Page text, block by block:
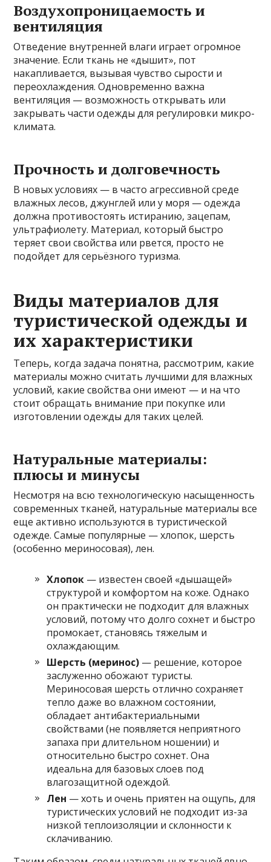
Воздухопроницаемость и
вентиляция
Отведение внутренней влаги играет огромное
значение. Если ткань не «дышит», пот
накапливается, вызывая чувство сырости и
переохлаждения. Одновременно важна
вентиляция — возможность открывать или
закрывать части одежды для регулировки микро-
климата.
Прочность и долговечность
В новых условиях — в часто агрессивной среде
влажных лесов, джунглей или у моря — одежда
должна противостоять истиранию, зацепам,
ультрафиолету. Материал, который быстро
теряет свои свойства или рвется, просто не
подойдет для серьёзного туризма.
Виды материалов для
туристической одежды и
их характеристики
Теперь, когда задача понятна, рассмотрим, какие
материалы можно считать лучшими для влажных
условий, какие свойства они имеют — и на что
стоит обращать внимание при покупке или
изготовлении одежды для таких целей.
Натуральные материалы:
плюсы и минусы
Несмотря на всю технологическую насыщенность
современных тканей, натуральные материалы все
еще активно используются в туристической
одежде. Самые популярные — хлопок, шерсть
(особенно мериносовая), лен.
Хлопок — известен своей «дышащей»
структурой и комфортом на коже. Однако
он практически не подходит для влажных
условий, потому что долго сохнет и быстро
промокает, становясь тяжелым и
охлаждающим.
Шерсть (меринос) — решение, которое
заслуженно обожают туристы.
Мериносовая шерсть отлично сохраняет
тепло даже во влажном состоянии,
обладает антибактериальными
свойствами (не появляется неприятного
запаха при длительном ношении) и
относительно быстро сохнет. Она
идеальна для базовых слоев под
влагозащитной одеждой.
Лен — хоть и очень приятен на ощупь, для
туристических условий не подходит из-за
низкой теплоизоляции и склонности к
склачиванию.